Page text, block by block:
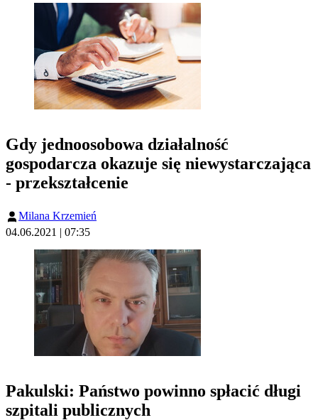
Gdy jednoosobowa działalność
gospodarcza okazuje się niewystarczająca
- przekształcenie
Milana Krzemień
04.06.2021 | 07:35
Pakulski: Państwo powinno spłacić długi
szpitali publicznych